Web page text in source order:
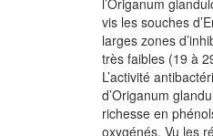
l’Origanum
vis les souches
larges zones
très faibles (19 à
L’activité
d’Origanum
richesse en
oxygénés. Vu les